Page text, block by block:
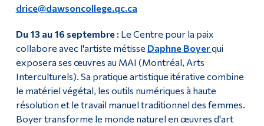
drice@dawsoncollege.qc.ca
Du 13 au 16 septembre : Le Centre pour la paix
collabore avec l'artiste métisse Daphne Boyerqui
exposera ses œuvres au MAI (Montréal, Arts
Interculturels). Sa pratique artistique itérative combine
le matériel végétal, les outils numériques à haute
résolution et le travail manuel traditionnel des femmes.
Boyer transforme le monde naturel en œuvres d'art